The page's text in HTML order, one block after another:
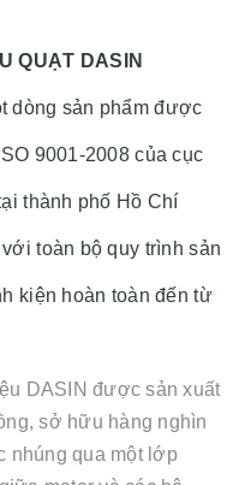
QUẠT DASIN
dòng sản phẩm được
9001-2008 của cục
thành phố Hồ Chí
toàn bộ quy trình sản
kiện hoàn toàn đến từ
DASIN được sản xuất
sở hữu hàng nghìn
nhúng qua một lớp